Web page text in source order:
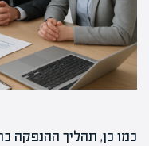
כמו כן, תהליך ההנפקה